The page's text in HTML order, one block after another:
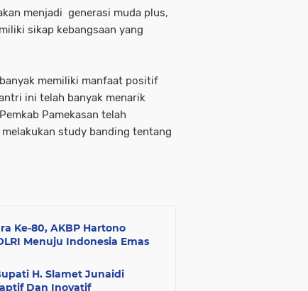
menjadi generasi muda plus,
sikap kebangsaan yang
memiliki manfaat positif
ini telah banyak menarik
Pamekasan telah
study banding tentang
Ke-80, AKBP Hartono
Menuju Indonesia Emas
H. Slamet Junaidi
Dan Inovatif